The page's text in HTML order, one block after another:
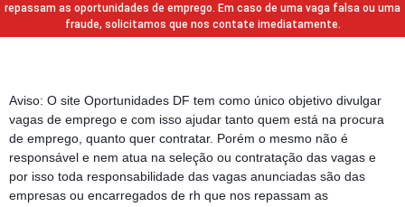
repassam as oportunidades de emprego. Em caso de uma vaga falsa ou uma
fraude, solicitamos que nos contate imediatamente.
Aviso: O site Oportunidades DF tem como único objetivo divulgar
vagas de emprego e com isso ajudar tanto quem está na procura
de emprego, quanto quer contratar. Porém o mesmo não é
responsável e nem atua na seleção ou contratação das vagas e
por isso toda responsabilidade das vagas anunciadas são das
empresas ou encarregados de rh que nos repassam as